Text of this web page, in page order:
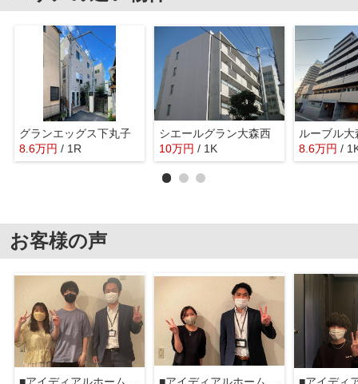
グランエッグス下丸子
8.6万円 / 1R
シエールグラン大森西
10万円 / 1K
ルーブル
8.6万円 /
お客様の声